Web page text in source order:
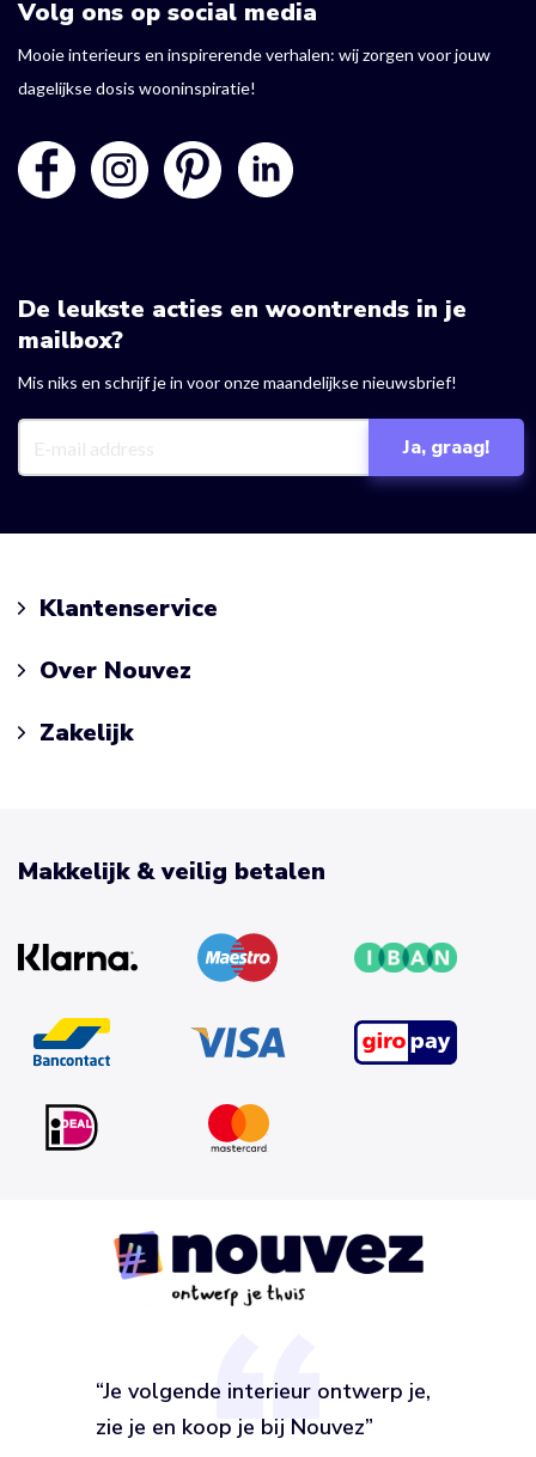
Volg ons op social media
Mooie interieurs en inspirerende verhalen: wij zorgen voor jouw
dagelijkse dosis wooninspiratie!
De leukste acties en woontrends in je
mailbox?
Mis niks en schrijf je in voor onze maandelijkse nieuwsbrief!
Klantenservice
Over Nouvez
Zakelijk
“Je volgende interieur ontwerp je,
zie je en koop je bij Nouvez”
Makkelijk & veilig betalen